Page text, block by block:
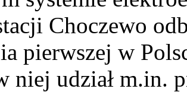
Choczewo
pierwszej w
niej udział m.in.